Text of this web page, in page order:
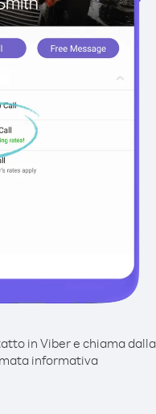
in Viber e chiama dalla
informativa